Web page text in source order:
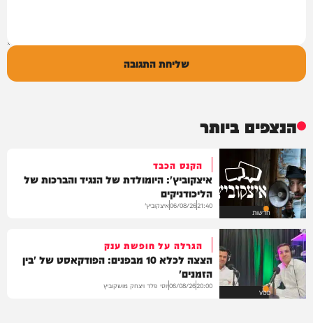
שליחת התגובה
הנצפים ביותר
חדשות
הקנס הכבד
איצקוביץ': היומולדת של הנגיד והברכות של
הליכודניקים
21:40
06/08/26איצקוביץ'
VOD
הגרלה על חופשת ענק
הצצה לכלא 10 מבפנים: הפודקאסט של 'בין
הזמנים'
20:00
06/08/26יוסי פלד ויצחק מושקוביץ